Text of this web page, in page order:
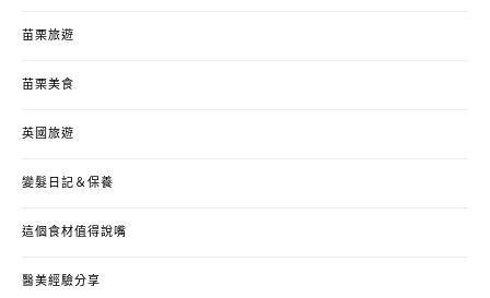
苗栗旅遊
苗栗美食
英國旅遊
變髮日記＆保養
這個食材值得說嘴
醫美經驗分享